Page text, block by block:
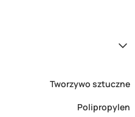
Tworzywo sztuczne
Polipropylen